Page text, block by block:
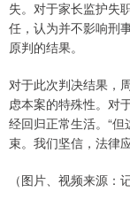
失。对于家长监护失
任，认为并不影响刑
原判的结果。
对于此次判决结果，
虑本案的特殊性。对
经回归正常生活。“但
束。我们坚信，法律
（图片、视频来源：